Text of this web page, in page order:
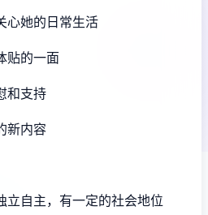
心她的日常生活
贴的一面
和支持
新内容
立自主，有一定的社会地位